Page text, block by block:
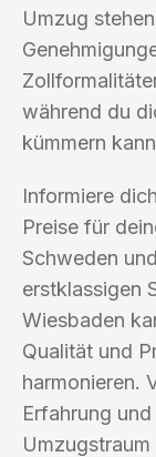
Umzug
während du
kümmern
Informiere
Preise für
Schweden
erstklassigen
Wiesbaden
Qualität und
harmonieren.
Erfahrung